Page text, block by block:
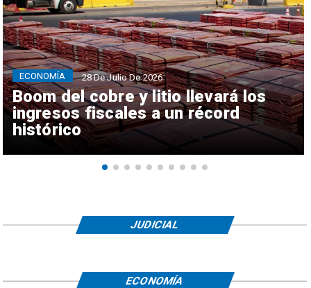
Boom del cobre y litio llevará los
ingresos fiscales a un récord
histórico
ECONOMÍA 28 De Julio De 2026
JUDICIAL
ECONOMÍA